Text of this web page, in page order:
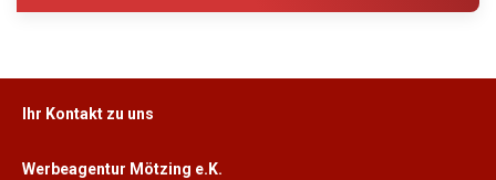
Ihr Kontakt zu uns
Werbeagentur Mötzing e.K.